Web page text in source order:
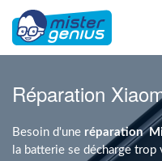
Magasins
Réparation
Besoin d'une réparation
la batterie se décharge